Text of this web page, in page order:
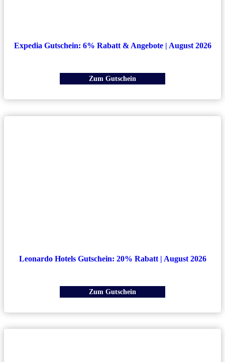
Expedia Gutschein: 6% Rabatt & Angebote | August 2026
Zum Gutschein
Leonardo Hotels Gutschein: 20% Rabatt | August 2026
Zum Gutschein